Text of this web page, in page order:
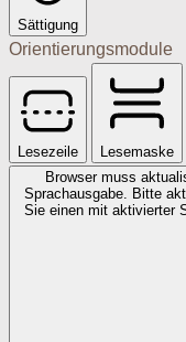
Sättigung
Orientierungsmodule
Lesezeile
Lesemaske
Browser muss
Sprachausgabe. Bitte
Sie einen mit aktivierter